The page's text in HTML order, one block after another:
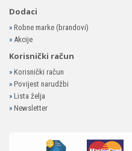
Dodaci
» Robne marke (brandovi)
» Akcije
Korisnički račun
» Korisnički račun
» Povijest narudžbi
» Lista želja
» Newsletter